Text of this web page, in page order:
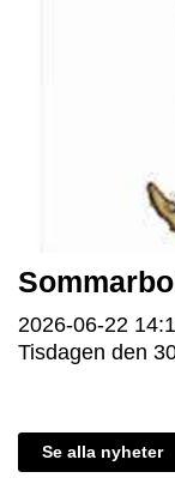
2026-06-22
Tisdagen den
Se alla nyheter